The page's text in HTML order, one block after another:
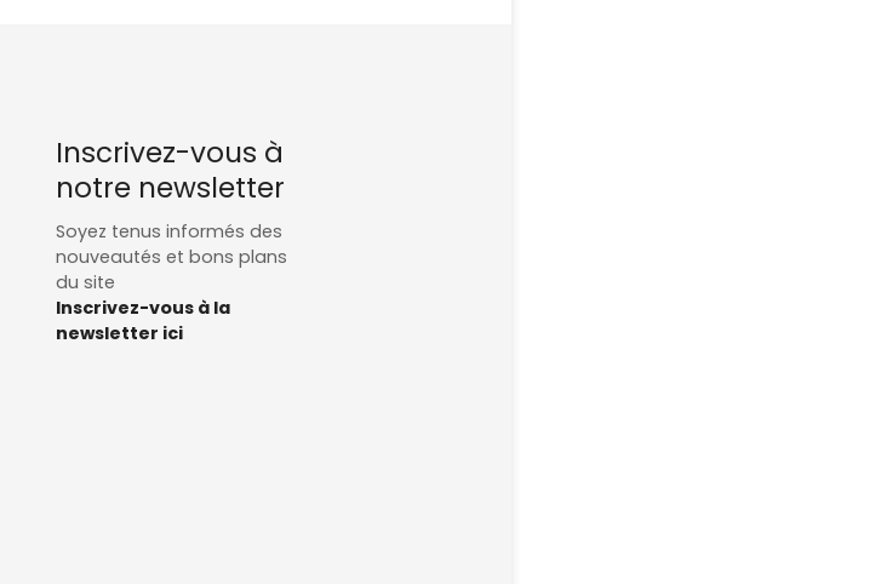
Inscrivez-vous à
notre newsletter
Soyez tenus informés des
nouveautés et bons plans
du site
Inscrivez-vous à la
newsletter ici